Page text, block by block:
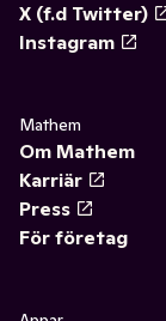
X (f.d Twitter)
Instagram
Mathem
Om Mathem
Karriär
Press
För företag